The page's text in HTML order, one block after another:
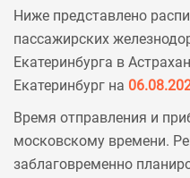
Ниже представлено
пассажирских
Екатеринбурга в
Екатеринбург на
Время отправления и
московскому времени.
заблаговременно